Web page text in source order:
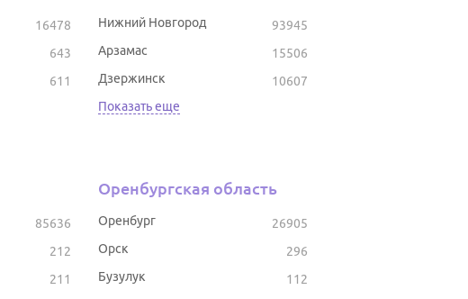
16478
643
611
93945
Нижний Новгород
15506
Арзамас
10607
Дзержинск
Показать еще
85636
212
211
Оренбургская область
26905
Оренбург
296
Орск
112
Бузулук